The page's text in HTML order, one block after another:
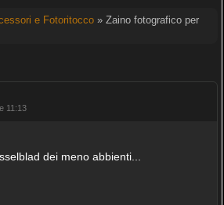
e Fotoritocco» Zaino fotografico per
11:13
dei meno abbienti...